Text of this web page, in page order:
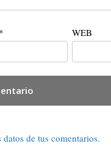
* WEB
de tus comentarios.